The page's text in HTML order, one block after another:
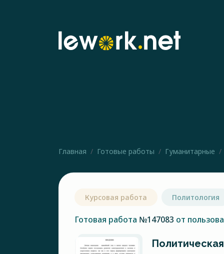
Главная Готовые работы Гуманитарные
Курсовая работа Политология
Готовая работа №147083 от